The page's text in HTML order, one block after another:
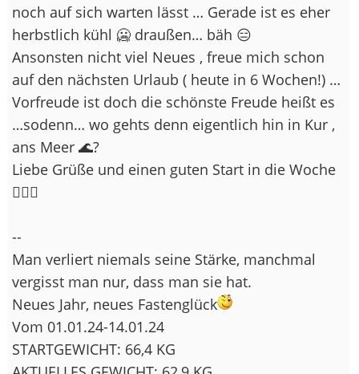
noch auf sich warten lässt … Gerade ist es eher
herbstlich kühl 🥶 draußen… bäh 😑
Ansonsten nicht viel Neues , freue mich schon
auf den nächsten Urlaub ( heute in 6 Wochen!) …
Vorfreude ist doch die schönste Freude heißt es
…sodenn… wo gehts denn eigentlich hin in Kur ,
ans Meer 🌊?
Liebe Grüße und einen guten Start in die Woche
🙋🏽‍♀️
--
Man verliert niemals seine Stärke, manchmal
vergisst man nur, dass man sie hat.
Neues Jahr, neues Fastenglück
Vom 01.01.24-14.01.24
STARTGEWICHT: 66,4 KG